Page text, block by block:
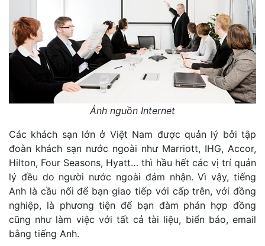
Ảnh nguồn Internet
Các khách sạn lớn ở Việt Nam được quản lý bởi tập
đoàn khách sạn nước ngoài như Marriott, IHG, Accor,
Hilton, Four Seasons, Hyatt… thì hầu hết các vị trí quản
lý đều do người nước ngoài đảm nhận. Vì vậy, tiếng
Anh là cầu nối để bạn giao tiếp với cấp trên, với đồng
nghiệp, là phương tiện để bạn đàm phán hợp đồng
cũng như làm việc với tất cả tài liệu, biển báo, email
bằng tiếng Anh.